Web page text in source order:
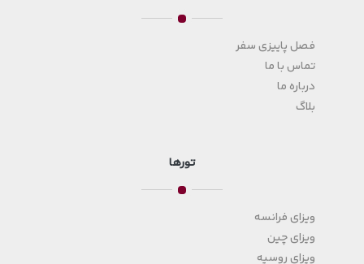
فصل پاییزی سفر
تماس با ما
درباره ما
بلاگ
تورها
ویزای فرانسه
ویزای چین
ویزای روسیه